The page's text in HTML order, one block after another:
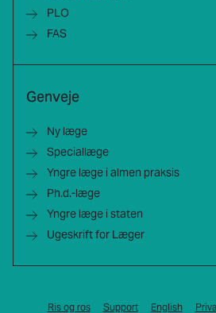
PLO
FAS
Genveje
Ny læge
Speciallæge
Yngre læge i almen praksis
Ph.d.-læge
Yngre læge i staten
Ugeskrift for Læger
Ris og ros Support English